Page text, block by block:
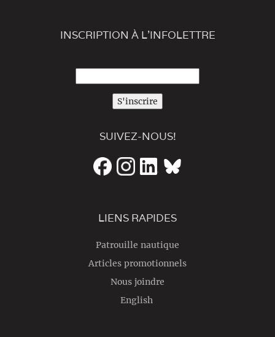
INSCRIPTION À L'INFOLETTRE
S'inscrire
SUIVEZ-NOUS!
LIENS RAPIDES
Patrouille nautique
Articles promotionnels
Nous joindre
English